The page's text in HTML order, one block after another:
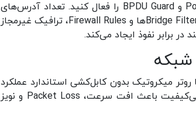
در سوئیچ شبکه ی خود قابلیت‌هایی مانند Port Security، DHCP Snooping و BPDU Guard را فعال کنید. تعداد آدرس‌های
MAC مجاز در هر پورت را محدود نمایید. همچنین در میکروتیک، با تنظیم Bridge Filterها و Firewall Rules، ترافیک غیرمجاز
برابر نفوذ ایجاد می‌کند.
شبکه
روتر میکروتیک بدون کابل‌کشی استاندارد عملکرد
مطلوبی نخواهد داشت. کابل‌های Cat5 قدیمی یا استفاده از کانکتورهای بی‌کیفیت باعث افت سرعت، Packet Loss و نویز